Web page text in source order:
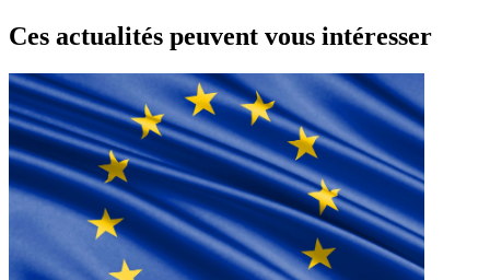
Ces actualités peuvent vous intéresser